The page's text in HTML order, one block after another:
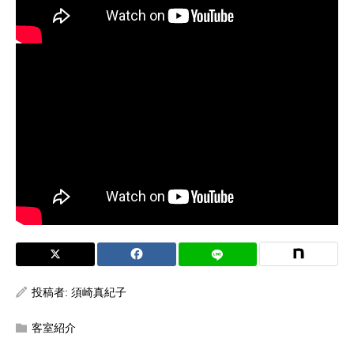
投稿者: 須崎真紀子
客室紹介